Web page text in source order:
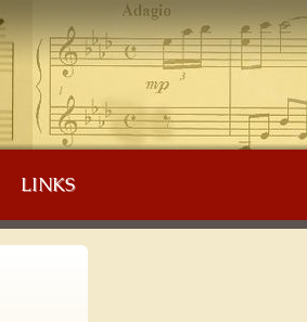
LINKS